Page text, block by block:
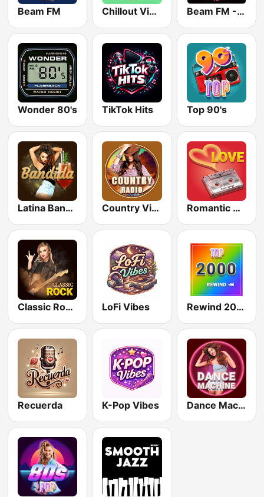
Beam FM Chillout Vibes Beam FM - Adult Hits
Wonder 80's TikTok Hits Top 90's
Latina Bandida! Country Vibes Romantic Vibes
Classic Rock Station LoFi Vibes Rewind 2000's
Recuerda K-Pop Vibes Dance Machine